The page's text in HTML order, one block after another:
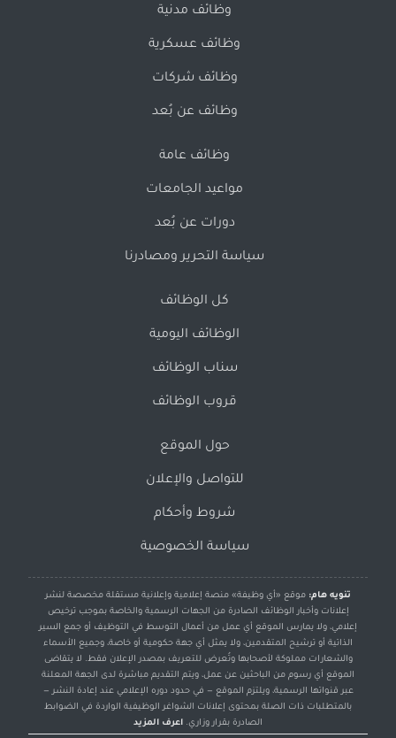
وظائف مدنية
وظائف عسكرية
وظائف شركات
وظائف عن بُعد
وظائف عامة
مواعيد الجامعات
دورات عن بُعد
سياسة التحرير ومصادرنا
كل الوظائف
الوظائف اليومية
سناب الوظائف
قروب الوظائف
حول الموقع
للتواصل والإعلان
شروط وأحكام
سياسة الخصوصية
تنويه هام: موقع «أي وظيفة» منصة إعلامية وإعلانية مستقلة مخصصة لنشر
إعلانات وأخبار الوظائف الصادرة من الجهات الرسمية والخاصة بموجب ترخيص
إعلامي، ولا يمارس الموقع أي عمل من أعمال التوسط في التوظيف أو جمع السير
الذاتية أو ترشيح المتقدمين، ولا يمثل أي جهة حكومية أو خاصة، وجميع الأسماء
والشعارات مملوكة لأصحابها وتُعرض للتعريف بمصدر الإعلان فقط. لا يتقاضى
الموقع أي رسوم من الباحثين عن عمل، ويتم التقديم مباشرة لدى الجهة المعلنة
عبر قنواتها الرسمية، ويلتزم الموقع — في حدود دوره الإعلامي عند إعادة النشر —
بالمتطلبات ذات الصلة بمحتوى إعلانات الشواغر الوظيفية الواردة في الضوابط
الصادرة بقرار وزاري. اعرف المزيد